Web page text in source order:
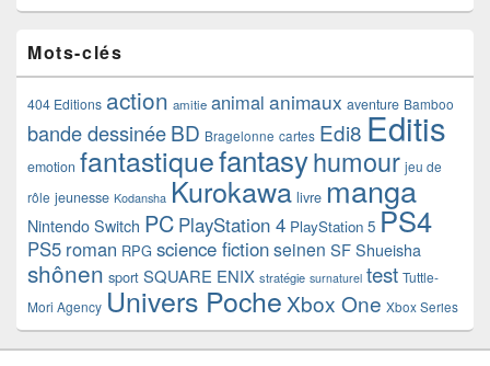
Mots-clés
404 Editions action amitie animal animaux aventure Bamboo
bande dessinéeBD Bragelonne cartes Edi8 Editis
emotion fantastiquefantasyhumour jeu de
rôle jeunesse Kodansha Kurokawa livre manga
Nintendo Switch PC PlayStation 4 PlayStation 5 PS4
PS5 roman RPG science fictionseinen SF Shueisha
shônen sport SQUARE ENIX stratégie surnaturel test Tuttle-
Mori Agency Univers Poche Xbox One Xbox Series